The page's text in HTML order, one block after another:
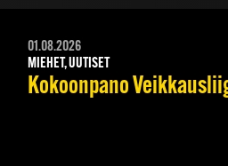
01.08.2026
MIEHET, UUTISET
Kokoonpano